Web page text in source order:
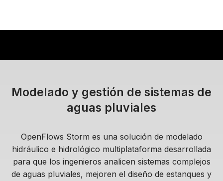
Modelado y gestión de sistemas de
aguas pluviales
OpenFlows Storm es una solución de modelado
hidráulico e hidrológico multiplataforma desarrollada
para que los ingenieros analicen sistemas complejos
de aguas pluviales, mejoren el diseño de estanques y